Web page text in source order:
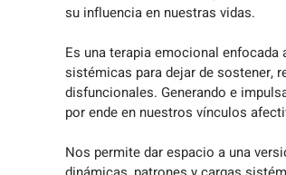
su influencia en nuestras vidas.
Es una terapia emocional
sistémicas para dejar de sostener,
disfuncionales. Generando e
por ende en nuestros vínculos
Nos permite dar espacio a una